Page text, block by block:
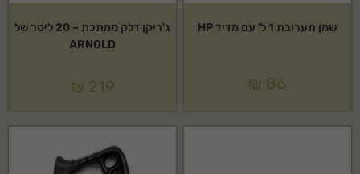
שמן תערובת 1 ל' עם מדיד HP
₪ 86
ג'ריקן דלק ממתכת – 20 ליטר של
ARNOLD
₪ 219